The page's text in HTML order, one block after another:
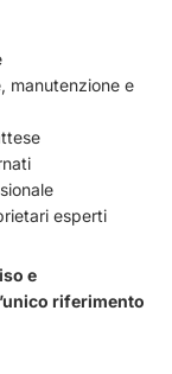
manutenzione e
esperti
e
riferimento